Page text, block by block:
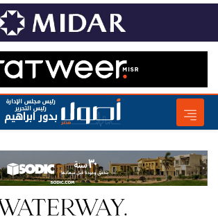
رئيس مجلس الإدارة
رئيس التحرير
بدور ابراهيم